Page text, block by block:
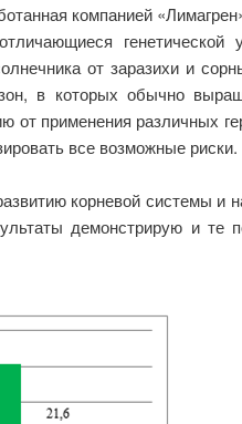
компанией
генетической
от заразихи и
в которых обычно
от применения различных
все возможные риски.
корневой системы и
демонстрирую и те